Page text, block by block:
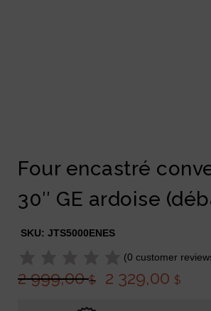
Four encastré
30″ GE ardoise
SKU: JTS5000ENES
(0 customer
2 999,00$ 2 329,00 $